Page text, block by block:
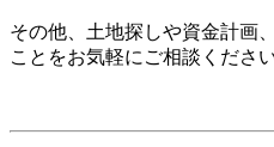
その他、土地探しや資金計画
ことをお気軽にご相談ください